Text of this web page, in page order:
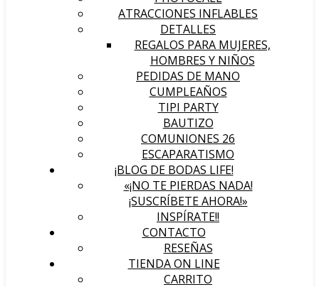
ATRACCIONES INFLABLES
DETALLES
REGALOS PARA MUJERES,
HOMBRES Y NIÑOS
PEDIDAS DE MANO
CUMPLEAÑOS
TIPI PARTY
BAUTIZO
COMUNIONES 26
ESCAPARATISMO
¡BLOG DE BODAS LIFE!
«¡NO TE PIERDAS NADA!
¡SUSCRÍBETE AHORA!»
INSPÍRATE!!
CONTACTO
RESEÑAS
TIENDA ON LINE
CARRITO